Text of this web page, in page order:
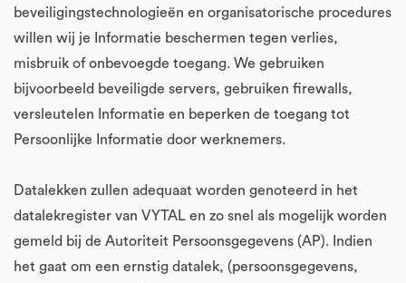
beveiligingstechnologieën en organisatorische procedures
willen wij je Informatie beschermen tegen verlies,
misbruik of onbevoegde toegang. We gebruiken
bijvoorbeeld beveiligde servers, gebruiken firewalls,
versleutelen Informatie en beperken de toegang tot
Persoonlijke Informatie door werknemers.
Datalekken zullen adequaat worden genoteerd in het
datalekregister van VYTAL en zo snel als mogelijk worden
gemeld bij de Autoriteit Persoonsgegevens (AP). Indien
het gaat om een ernstig datalek, (persoonsgegevens,